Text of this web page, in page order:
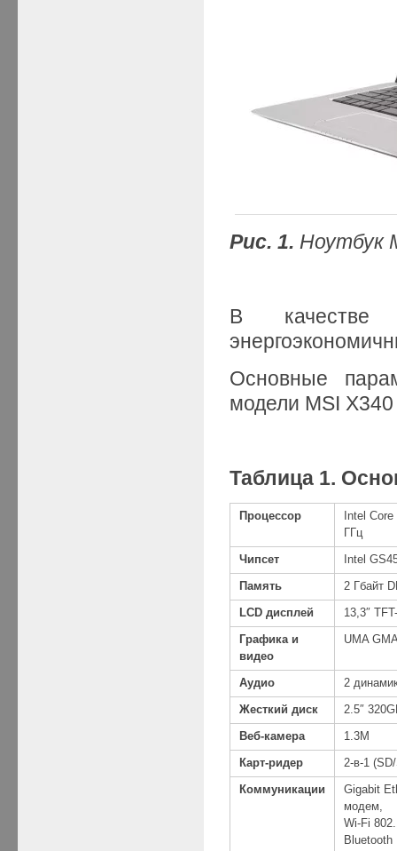
Рис. 1. Ноутбук
В качестве
Основные
модели MSI
Таблица 1.
Процессор
Intel
ГГц
Чипсет Intel
Память 2 Гбайт
LCD дисплей 13,3″
Графика и
видео
UMA
Аудио 2
Жесткий диск 2.5″
Веб-камера 1.3M
Карт-ридер 2-в-1
Коммуникации
Gigabit
модем,
Wi-Fi
Bluetooth